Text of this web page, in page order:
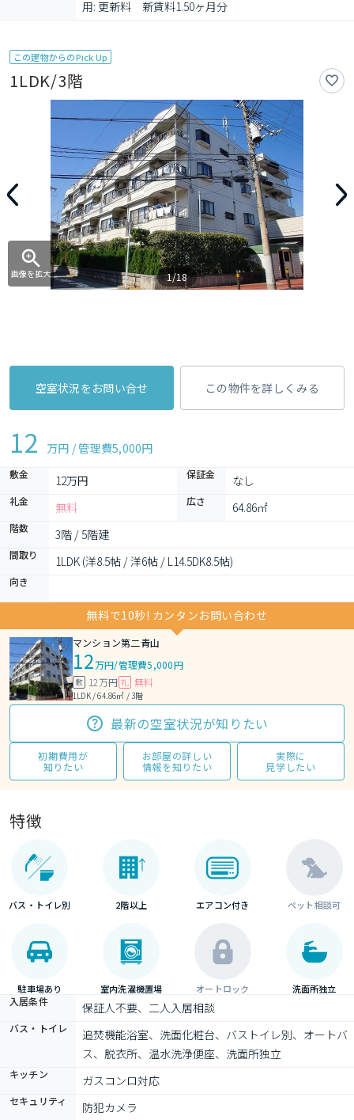
用: 更新料　新賃料1.50ヶ月分
この建物からのPick Up
1LDK/3階
画像を拡大 1/18
空室状況をお問い合せ この物件を詳しくみる
12 万円 / 管理費5,000円
敷金 12万円 保証金 なし
礼金 無料 広さ 64.86㎡
階数 3階 / 5階建
間取り 1LDK (洋8.5帖 / 洋6帖 / L14.5DK8.5帖)
向き
無料で10秒! カンタンお問い合わせ
マンション第二青山
12万円/管理費5,000円
敷 12万円 礼 無料
1LDK / 64.86㎡ / 3階
最新の空室状況が知りたい
初期費用が
知りたい
お部屋の詳しい
情報を知りたい
実際に
見学したい
特徴
バス・トイレ別 2階以上 エアコン付き ペット相談可
駐車場あり 室内洗濯機置場 オートロック 洗面所独立
入居条件 保証人不要、二人入居相談
バス・トイレ
追焚機能浴室、洗面化粧台、バストイレ別、オートバ
ス、脱衣所、温水洗浄便座、洗面所独立
キッチン ガスコンロ対応
セキュリティ 防犯カメラ